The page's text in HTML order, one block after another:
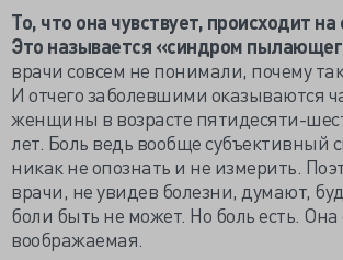
То, что она чувствует, происходит
Это называется «синдром
врачи совсем не понимали, почему
И отчего заболевшими оказываются
женщины в возрасте пятидесяти-
лет. Боль ведь вообще субъективный
никак не опознать и не измерить.
врачи, не увидев болезни, думают,
боли быть не может. Но боль есть. Она
воображаемая.